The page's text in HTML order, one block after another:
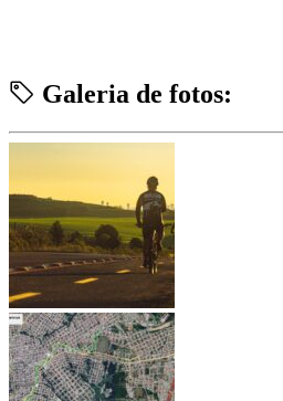
Galeria de fotos: